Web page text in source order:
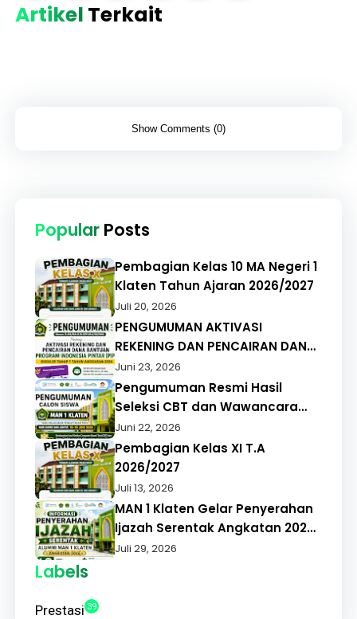
Artikel Terkait
Show Comments (0)
Popular Posts
Pembagian Kelas 10 MA Negeri 1
Klaten Tahun Ajaran 2026/2027
Juli 20, 2026
PENGUMUMAN AKTIVASI
REKENING DAN PENCAIRAN DANA
BANTUAN PROGRAM INDONESIA
PINTAR (PIP) REGULER TAHAP 1
TAHUN ANGGARAN 2026
Juni 23, 2026
Pengumuman Resmi Hasil
Seleksi CBT dan Wawancara
PMBM MAN 1 Klaten Tahun
Pelajaran 2026/2027
Juni 22, 2026
Pembagian Kelas XI T.A
2026/2027
Juli 13, 2026
MAN 1 Klaten Gelar Penyerahan
Ijazah Serentak Angkatan 2026,
Alumni Apresiasi Pelayanan
Juli 29, 2026
Labels
Prestasi 39